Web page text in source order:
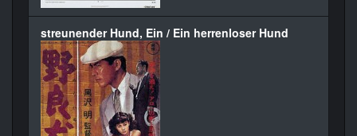
streunender Hund, Ein / Ein herrenloser Hund